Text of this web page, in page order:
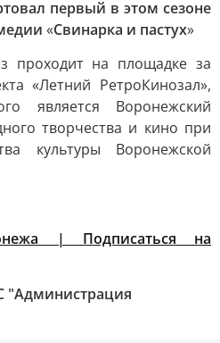
первый в этом сезоне
«Свинарка и пастух»
проходит на площадке за
«Летний РетроКинозал»,
является Воронежский
творчества и кино при
культуры Воронежской
| Подписаться на
"Администрация